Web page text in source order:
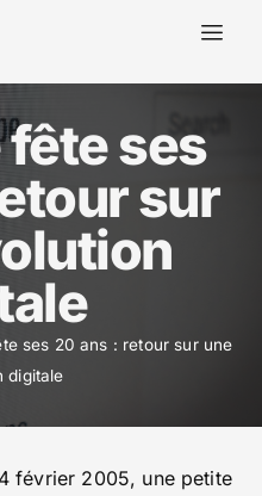
fête ses
sur
ses 20 ans : retour sur une
digitale
février 2005, une petite